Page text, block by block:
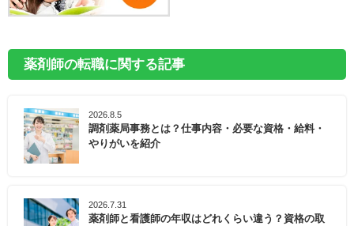
薬剤師の転職に関する記事
2026.8.5
調剤薬局事務とは？仕事内容・必要な資格・給料・
やりがいを紹介
2026.7.31
薬剤師と看護師の年収はどれくらい違う？資格の取